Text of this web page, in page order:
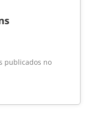
publicados no